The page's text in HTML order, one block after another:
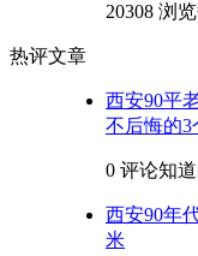
20308 浏览
热评文章
西安90平
不后悔的3
0 评论知
西安90年
米